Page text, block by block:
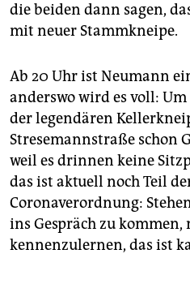
die beiden dann sagen,
mit neuer Stammkneipe.
Ab 20 Uhr ist Neumann
anderswo wird es voll: Um
der legendären
Stresemannstraße schon
weil es drinnen keine
das ist aktuell noch Teil
Coronaverordnung:
ins Gespräch zu kommen,
kennenzulernen, das ist